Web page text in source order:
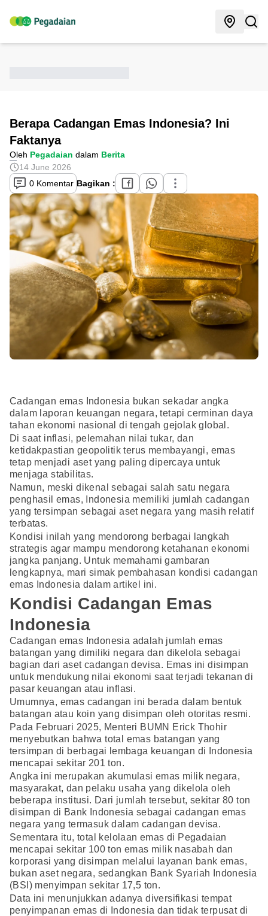
Berapa Cadangan Emas Indonesia? Ini
Faktanya
Oleh Pegadaian dalam Berita
14 June 2026
0 Komentar Bagikan :
Cadangan emas Indonesia bukan sekadar angka
dalam laporan keuangan negara, tetapi cerminan daya
tahan ekonomi nasional di tengah gejolak global.
Di saat inflasi, pelemahan nilai tukar, dan
ketidakpastian geopolitik terus membayangi, emas
tetap menjadi aset yang paling dipercaya untuk
menjaga stabilitas.
Namun, meski dikenal sebagai salah satu negara
penghasil emas, Indonesia memiliki jumlah cadangan
yang tersimpan sebagai aset negara yang masih relatif
terbatas.
Kondisi inilah yang mendorong berbagai langkah
strategis agar mampu mendorong ketahanan ekonomi
jangka panjang. Untuk memahami gambaran
lengkapnya, mari simak pembahasan kondisi cadangan
emas Indonesia dalam artikel ini.
Kondisi Cadangan Emas
Indonesia
Cadangan emas Indonesia adalah jumlah emas
batangan yang dimiliki negara dan dikelola sebagai
bagian dari aset cadangan devisa. Emas ini disimpan
untuk mendukung nilai ekonomi saat terjadi tekanan di
pasar keuangan atau inflasi.
Umumnya, emas cadangan ini berada dalam bentuk
batangan atau koin yang disimpan oleh otoritas resmi.
Pada Februari 2025, Menteri BUMN Erick Thohir
menyebutkan bahwa total emas batangan yang
tersimpan di berbagai lembaga keuangan di Indonesia
mencapai sekitar 201 ton.
Angka ini merupakan akumulasi emas milik negara,
masyarakat, dan pelaku usaha yang dikelola oleh
beberapa institusi. Dari jumlah tersebut, sekitar 80 ton
disimpan di Bank Indonesia sebagai cadangan emas
negara yang termasuk dalam cadangan devisa.
Sementara itu, total kelolaan emas di Pegadaian
mencapai sekitar 100 ton emas milik nasabah dan
korporasi yang disimpan melalui layanan bank emas,
bukan aset negara, sedangkan Bank Syariah Indonesia
(BSI) menyimpan sekitar 17,5 ton.
Data ini menunjukkan adanya diversifikasi tempat
penyimpanan emas di Indonesia dan tidak terpusat di